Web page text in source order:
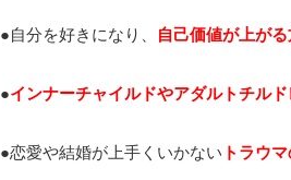
●自分を好きになり、 自己価値が上が
●インナーチャイルドやアダルトチル
●恋愛や結婚が上手くいかない トラウ